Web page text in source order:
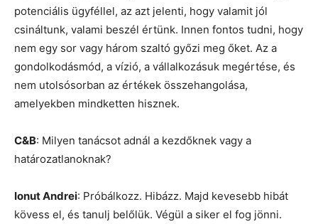
potenciális ügyféllel, az azt jelenti, hogy valamit jól
csináltunk, valami beszél értünk. Innen fontos tudni, hogy
nem egy sor vagy három szaltó győzi meg őket. Az a
gondolkodásmód, a vízió, a vállalkozásuk megértése, és
nem utolsósorban az értékek összehangolása,
amelyekben mindketten hisznek.
C&B: Milyen tanácsot adnál a kezdőknek vagy a
határozatlanoknak?
Ionut Andrei: Próbálkozz. Hibázz. Majd kevesebb hibát
kövess el, és tanulj belőlük. Végül a siker el fog jönni.